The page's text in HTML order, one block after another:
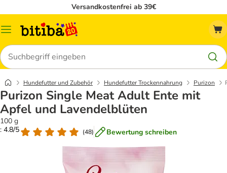
Versandkostenfrei ab 39€
Menü
Suchen
Hundefutter und Zubehör Hundefutter Trockennahrung Purizon
Purizon Single Meat Adult Ente mit
Apfel und Lavendelblüten
100 g
: 4.8/5
(48) Bewertung schreiben